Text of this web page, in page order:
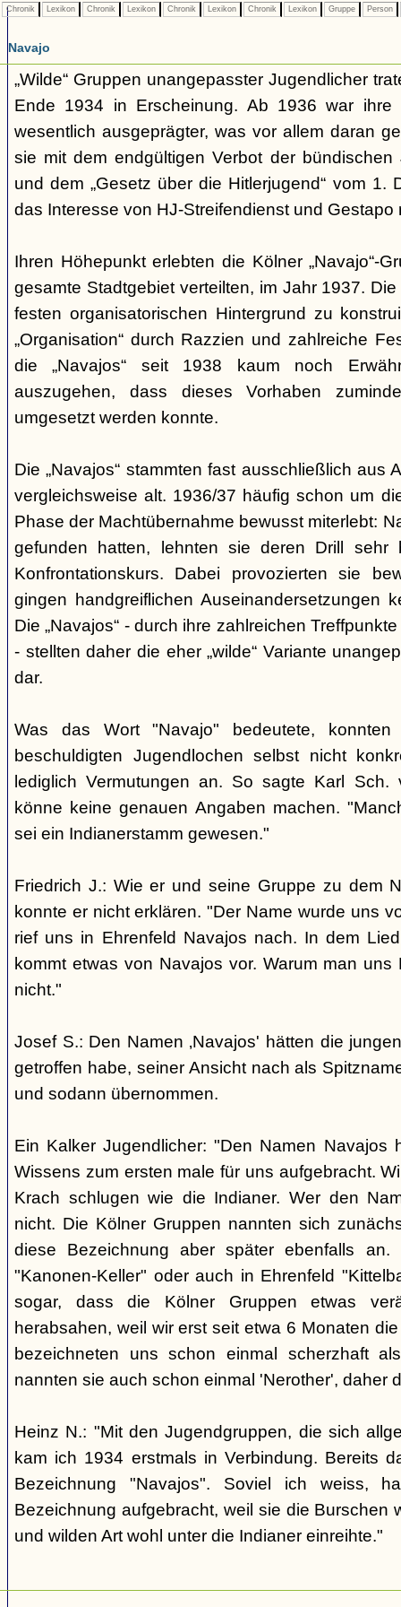
Chronik Lexikon Chronik Lexikon Chronik Lexikon Chronik Lexikon Gruppe Person
Navajo
„Wilde“ Gruppen unangepasster Jugendlicher
Ende 1934 in Erscheinung. Ab 1936 war ihre
wesentlich ausgeprägter, was vor allem daran
sie mit dem endgültigen Verbot der
und dem „Gesetz über die Hitlerjugend“ vom 1.
das Interesse von HJ-Streifendienst und Gestapo
Ihren Höhepunkt erlebten die Kölner „Navajo“-
gesamte Stadtgebiet verteilten, im Jahr 1937.
festen organisatorischen Hintergrund zu
„Organisation“ durch Razzien und zahlreiche
die „Navajos“ seit 1938 kaum noch
auszugehen, dass dieses Vorhaben
umgesetzt werden konnte.
Die „Navajos“ stammten fast ausschließlich aus
vergleichsweise alt. 1936/37 häufig schon um
Phase der Machtübernahme bewusst miterlebt:
gefunden hatten, lehnten sie deren Drill
Konfrontationskurs. Dabei provozierten sie
gingen handgreiflichen Auseinandersetzungen
Die „Navajos“ - durch ihre zahlreichen
- stellten daher die eher „wilde“ Variante
dar.
Was das Wort "Navajo" bedeutete, konnten
beschuldigten Jugendlochen selbst nicht
lediglich Vermutungen an. So sagte Karl
könne keine genauen Angaben machen.
sei ein Indianerstamm gewesen."
Friedrich J.: Wie er und seine Gruppe zu dem
konnte er nicht erklären. "Der Name wurde uns
rief uns in Ehrenfeld Navajos nach. In dem
kommt etwas von Navajos vor. Warum man
nicht."
Josef S.: Den Namen ‚Navajos' hätten die
getroffen habe, seiner Ansicht nach als
und sodann übernommen.
Ein Kalker Jugendlicher: "Den Namen Navajos
Wissens zum ersten male für uns aufgebracht.
Krach schlugen wie die Indianer. Wer den
nicht. Die Kölner Gruppen nannten sich
diese Bezeichnung aber später ebenfalls
"Kanonen-Keller" oder auch in Ehrenfeld
sogar, dass die Kölner Gruppen etwas
herabsahen, weil wir erst seit etwa 6 Monaten
bezeichneten uns schon einmal scherzhaft
nannten sie auch schon einmal 'Nerother', daher
Heinz N.: "Mit den Jugendgruppen, die sich
kam ich 1934 erstmals in Verbindung. Bereits
Bezeichnung "Navajos". Soviel ich weiss,
Bezeichnung aufgebracht, weil sie die Burschen
und wilden Art wohl unter die Indianer einreihte."